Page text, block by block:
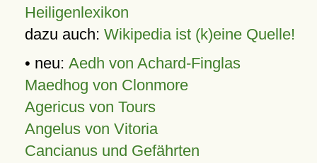
Heiligenlexikon
dazu auch: Wikipedia ist (k)eine Quelle!
• neu: Aedh von Achard-Finglas
Maedhog von Clonmore
Agericus von Tours
Angelus von Vitoria
Cancianus und Gefährten